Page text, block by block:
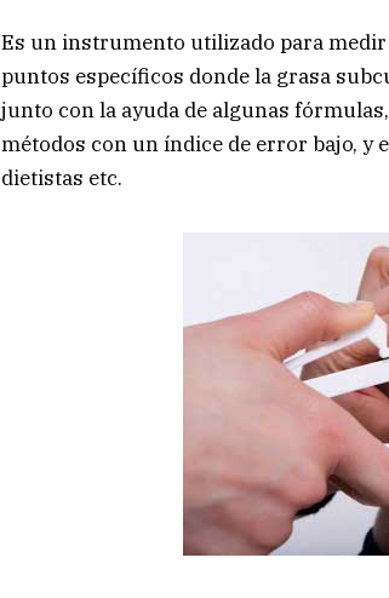
Es un instrumento utilizado para
puntos específicos donde la grasa
junto con la ayuda de algunas
métodos con un índice de error bajo, y
dietistas etc.